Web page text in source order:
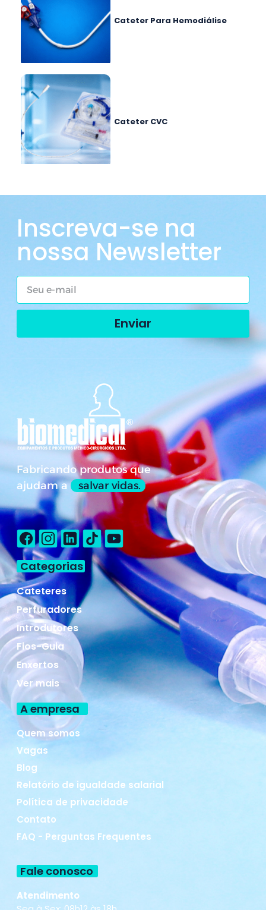
Cateter Para Hemodiálise
Cateter CVC
Inscreva-se na
nossa Newsletter
Enviar
Fabricando produtos que
ajudam a
salvar vidas.
Categorias
Cateteres
Perfuradores
Introdutores
Fios-Guia
Enxertos
Ver mais
A empresa
Quem somos
Vagas
Blog
Relatório de igualdade salarial
Política de privacidade
Contato
FAQ - Perguntas Frequentes
Fale conosco
Atendimento